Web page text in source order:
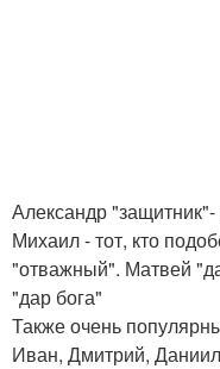
Александр
Михаил - тот, кто
"отважный". Матвей
"дар бога"
Также очень
Иван, Дмитрий,